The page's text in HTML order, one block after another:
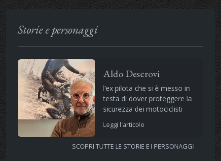
Storie e personaggi
Aldo Descrovi
l’ex pilota che si è messo in
testa di dover proteggere la
sicurezza dei motociclisti
Leggi l'articolo
SCOPRI TUTTE LE STORIE E I PERSONAGGI